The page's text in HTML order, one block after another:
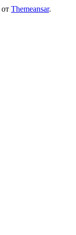
от Themeansar.